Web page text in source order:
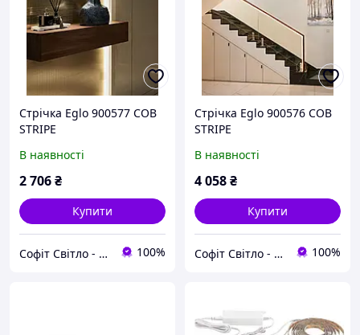
Стрічка Eglo 900577 COB
STRIPE
В наявності
2 706₴
Купити
Софіт Світло - магазин світильників 100%
Стрічка Eglo 900576 COB
STRIPE
В наявності
4 058₴
Купити
Софіт Світло - магазин світильників 100%